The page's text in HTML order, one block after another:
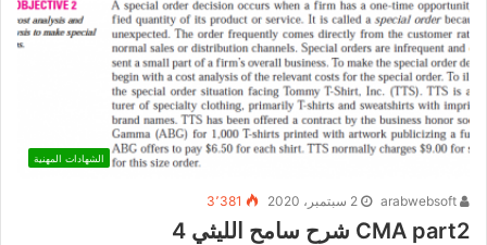
الشهادات المهنية
2 سبتمبر، 2020 3٬381
CMA part2 شرح سامح الليثي 4